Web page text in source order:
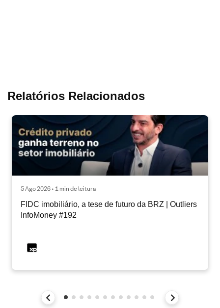
Relatórios Relacionados
5 Ago 2026 • 1 min de leitura
FIDC imobiliário, a tese de futuro da BRZ | Outliers
InfoMoney #192